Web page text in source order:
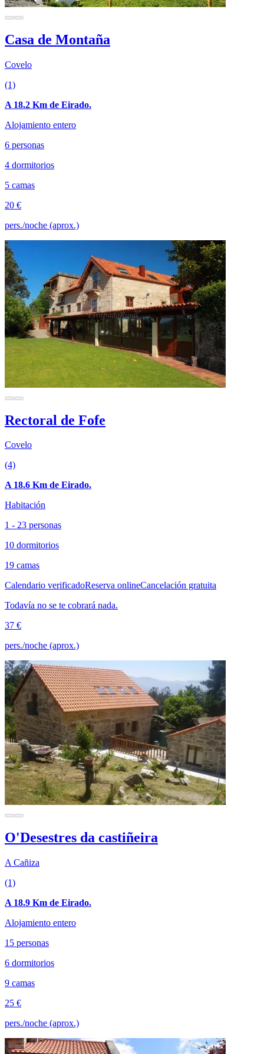
Casa de Montaña
Covelo
(1)
A 18.2 Km de Eirado.
Alojamiento entero
6 personas
4 dormitorios
5 camas
20 €
pers./noche (aprox.)
Rectoral de Fofe
Covelo
(4)
A 18.6 Km de Eirado.
Habitación
1 - 23 personas
10 dormitorios
19 camas
Calendario verificadoReserva onlineCancelación gratuita
Todavía no se te cobrará nada.
37 €
pers./noche (aprox.)
O'Desestres da castiñeira
A Cañiza
(1)
A 18.9 Km de Eirado.
Alojamiento entero
15 personas
6 dormitorios
9 camas
25 €
pers./noche (aprox.)